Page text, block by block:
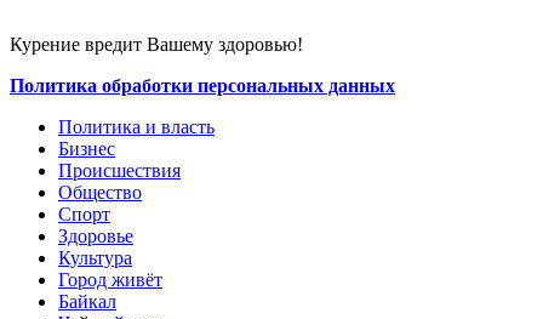
Курение вредит Вашему здоровью!
Политика обработки персональных данных
Политика и власть
Бизнес
Происшествия
Общество
Cпорт
Здоровье
Культура
Город живёт
Байкал